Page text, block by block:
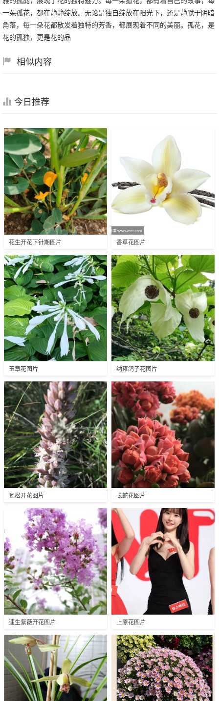
一朵孤花，都在静静绽放。无论是独自绽放在阳光下，还是静默于阴暗
角落，每一朵花都散发着独特的芳香，都展现着不同的美丽。孤花，是
花的孤独，更是花的品
相似内容
今日推荐
花生开花下针期图片 香草花图片
玉章花图片 纳雍鸽子花图片
瓦松开花图片 长蛇花图片
速生紫薇开花图片 上原花图片